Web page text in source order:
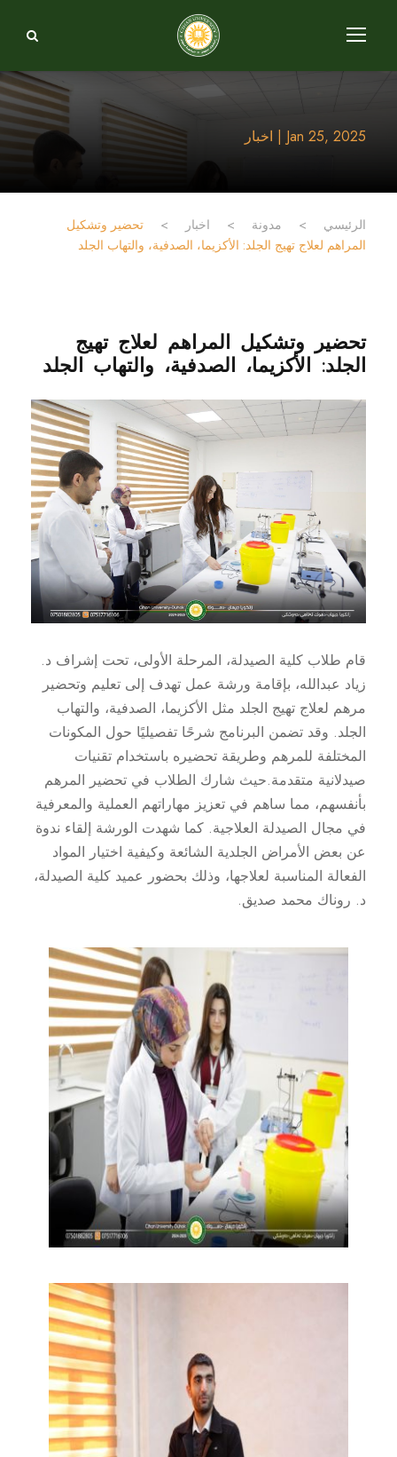
Jan 25, 2025 | اخبار
الرئيسي > مدونة > اخبار >
تحضير وتشكيل
المراهم لعلاج تهيج الجلد: الأكزيما، الصدفية، والتهاب الجلد
تحضير وتشكيل المراهم لعلاج تهيج
الجلد: الأكزيما، الصدفية، والتهاب الجلد
قام طلاب كلية الصيدلة، المرحلة الأولى، تحت إشراف د.
زياد عبدالله، بإقامة ورشة عمل تهدف إلى تعليم وتحضير
مرهم لعلاج تهيج الجلد مثل الأكزيما، الصدفية، والتهاب
الجلد. وقد تضمن البرنامج شرحًا تفصيليًا حول المكونات
المختلفة للمرهم وطريقة تحضيره باستخدام تقنيات
صيدلانية متقدمة.حيث شارك الطلاب في تحضير المرهم
بأنفسهم، مما ساهم في تعزيز مهاراتهم العملية والمعرفية
في مجال الصيدلة العلاجية. كما شهدت الورشة إلقاء ندوة
عن بعض الأمراض الجلدية الشائعة وكيفية اختيار المواد
الفعالة المناسبة لعلاجها، وذلك بحضور عميد كلية الصيدلة،
د. روناك محمد صديق.